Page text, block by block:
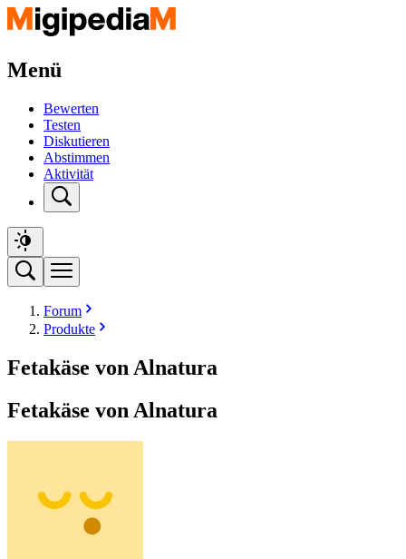
Menü
Bewerten
Testen
Diskutieren
Abstimmen
Aktivität
Forum
Produkte
Fetakäse von Alnatura
Fetakäse von Alnatura